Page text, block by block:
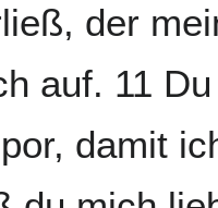
der
auf. 11
damit